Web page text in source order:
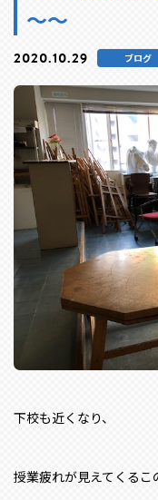
～～
2020.10.29 ブログ
下校も近くなり、
授業疲れが見えてくるこ